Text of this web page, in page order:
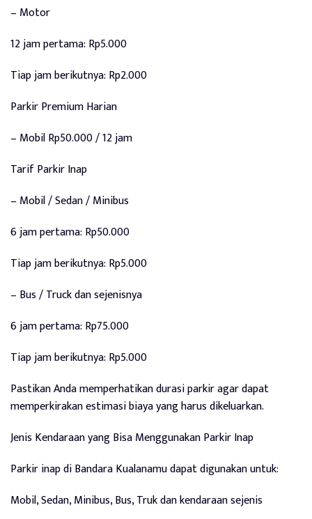
– Motor
12 jam pertama: Rp5.000
Tiap jam berikutnya: Rp2.000
Parkir Premium Harian
– Mobil Rp50.000 / 12 jam
Tarif Parkir Inap
– Mobil / Sedan / Minibus
6 jam pertama: Rp50.000
Tiap jam berikutnya: Rp5.000
– Bus / Truck dan sejenisnya
6 jam pertama: Rp75.000
Tiap jam berikutnya: Rp5.000
Pastikan Anda memperhatikan durasi parkir agar dapat
memperkirakan estimasi biaya yang harus dikeluarkan.
Jenis Kendaraan yang Bisa Menggunakan Parkir Inap
Parkir inap di Bandara Kualanamu dapat digunakan untuk:
Mobil, Sedan, Minibus, Bus, Truk dan kendaraan sejenis